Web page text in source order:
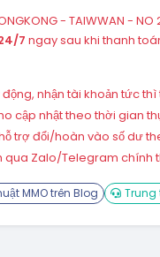
- TAIWWAN -
7 ngay sau khi thanh
nhận tài khoản tức
cập nhật theo thời gian
trợ đổi/hoàn vào số dư
qua Zalo/Telegram chính
MMO trên Blog Trung